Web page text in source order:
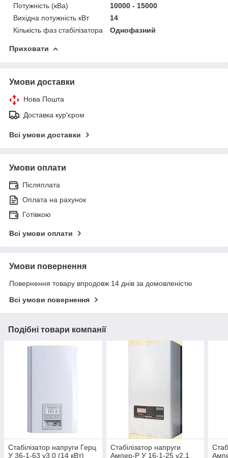
Потужність (кВа)
10000 - 15000
Вихідна потужність кВт
14
Кількість фаз стабілізатора
Однофазний
Приховати
Умови доставки
Нова Пошта
Доставка кур'єром
Всі умови доставки
Умови оплати
Післяплата
Оплата на рахунок
Готівкою
Всі умови оплати
Умови повернення
Повернення товару впродовж 14 днів за домовленістю
Всі умови повернення
Подібні товари компанії
Стабілізатор напруги Герц
У 36-1-63 v3.0 (14 кВт)
Стабілізатор напруги
Ампер-Р У 16-1-25 v2.1